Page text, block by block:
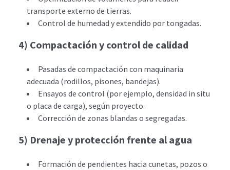
transporte externo de tierras.
Control de humedad y extendido por tongadas.
4) Compactación y control de calidad
Pasadas de compactación con maquinaria
adecuada (rodillos, pisones, bandejas).
Ensayos de control (por ejemplo, densidad in situ
o placa de carga), según proyecto.
Corrección de zonas blandas o segregadas.
5) Drenaje y protección frente al agua
Formación de pendientes hacia cunetas, pozos o